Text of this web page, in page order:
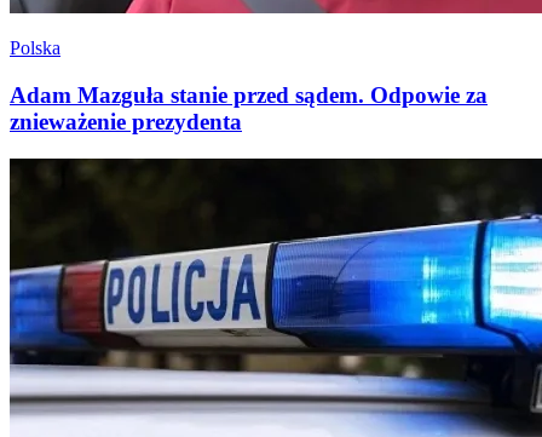
Polska
Adam Mazguła stanie przed sądem. Odpowie za
znieważenie prezydenta